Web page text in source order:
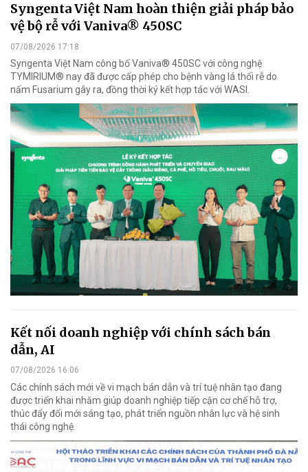
Syngenta Việt Nam hoàn thiện giải pháp bảo
vệ bộ rễ với Vaniva® 450SC
07/08/2026 17:18
Syngenta Việt Nam công bố Vaniva® 450SC với công nghệ
TYMIRIUM® nay đã được cấp phép cho bệnh vàng lá thối rễ do
nấm Fusarium gây ra, đồng thời ký kết hợp tác với WASI.
Kết nối doanh nghiệp với chính sách bán
dẫn, AI
07/08/2026 16:06
Các chính sách mới về vi mạch bán dẫn và trí tuệ nhân tạo đang
được triển khai nhằm giúp doanh nghiệp tiếp cận cơ chế hỗ trợ,
thúc đẩy đổi mới sáng tạo, phát triển nguồn nhân lực và hệ sinh
thái công nghệ.